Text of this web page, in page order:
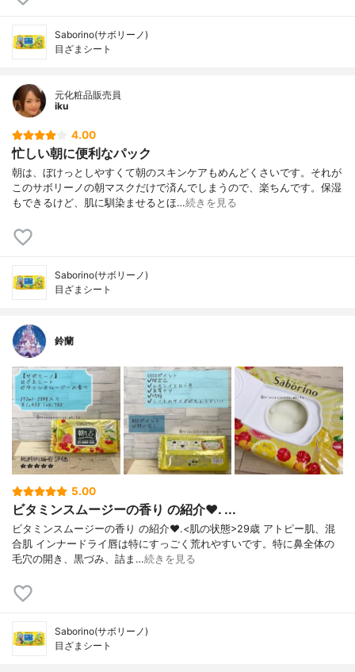
Saborino(サボリーノ)
目ざまシート
元化粧品販売員
iku
4.00
忙しい朝に便利なパック
朝は、ぼけっとしやすくて朝のスキンケアもめんどくさいです。それが
このサボリーノの朝マスクだけで済んでしまうので、楽ちんです。保湿
もできるけど、肌に馴染ませるとほ…続きを見る
Saborino(サボリーノ)
目ざまシート
鈴蘭
5.00
ビタミンスムージーの香り の紹介❤️. ...
ビタミンスムージーの香り の紹介❤️.<肌の状態>29歳 アトピー肌、混
合肌 インナードライ唇は特にすっごく荒れやすいです。特に鼻全体の
毛穴の開き、黒づみ、詰ま…続きを見る
Saborino(サボリーノ)
目ざまシート